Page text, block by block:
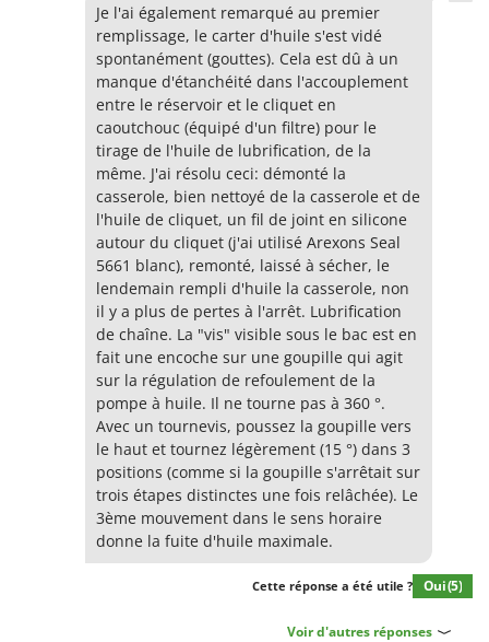
Je l'ai également remarqué au premier
remplissage, le carter d'huile s'est vidé
spontanément (gouttes). Cela est dû à un
manque d'étanchéité dans l'accouplement
entre le réservoir et le cliquet en
caoutchouc (équipé d'un filtre) pour le
tirage de l'huile de lubrification, de la
même. J'ai résolu ceci: démonté la
casserole, bien nettoyé de la casserole et de
l'huile de cliquet, un fil de joint en silicone
autour du cliquet (j'ai utilisé Arexons Seal
5661 blanc), remonté, laissé à sécher, le
lendemain rempli d'huile la casserole, non
il y a plus de pertes à l'arrêt. Lubrification
de chaîne. La "vis" visible sous le bac est en
fait une encoche sur une goupille qui agit
sur la régulation de refoulement de la
pompe à huile. Il ne tourne pas à 360 °.
Avec un tournevis, poussez la goupille vers
le haut et tournez légèrement (15 °) dans 3
positions (comme si la goupille s'arrêtait sur
trois étapes distinctes une fois relâchée). Le
3ème mouvement dans le sens horaire
donne la fuite d'huile maximale.
Cette réponse a été utile ? Oui(5)
Voir d'autres réponses